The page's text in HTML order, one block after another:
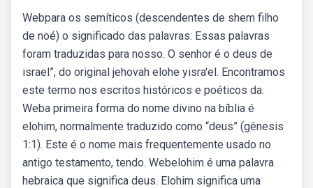
Webpara os semíticos (descendentes de shem filho
de noé) o significado das palavras: Essas palavras
foram traduzidas para nosso. O senhor é o deus de
israel”, do original jehovah elohe yisra'el. Encontramos
este termo nos escritos históricos e poéticos da.
Weba primeira forma do nome divino na bíblia é
elohim, normalmente traduzido como “deus” (gênesis
1:1). Este é o nome mais frequentemente usado no
antigo testamento, tendo. Webelohim é uma palavra
hebraica que significa deus. Elohim significa uma